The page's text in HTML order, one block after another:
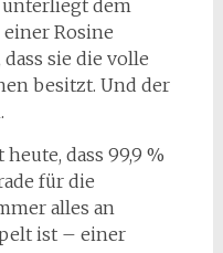
dem
Rosine
sie die volle
besitzt. Und der
dass 99,9 %
für die
alles an
ist – einer